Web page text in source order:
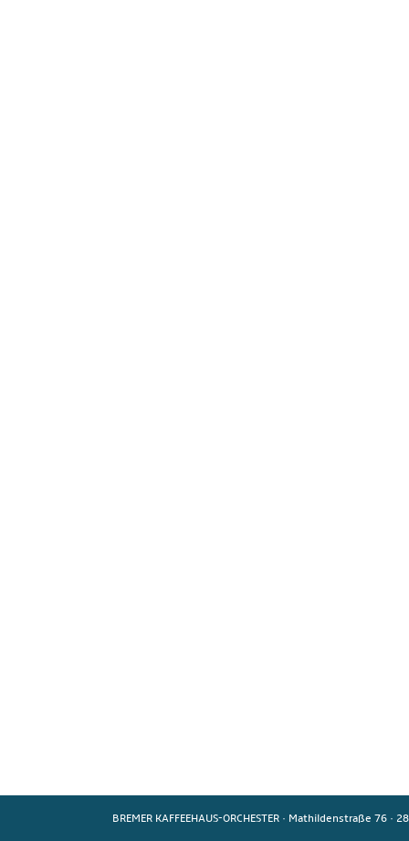
BREMER KAFFEEHAUS-ORCHESTER · Mathildenstraße 76 ·